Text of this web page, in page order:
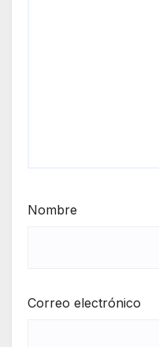
Nombre
Correo electrónico